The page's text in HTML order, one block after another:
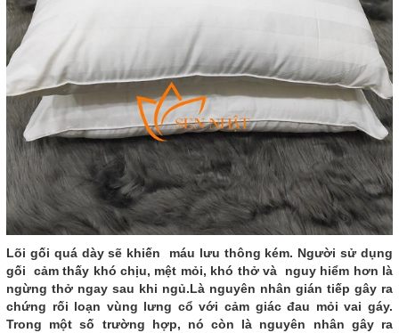
Lõi gối quá dày sẽ khiến máu lưu thông kém. Người sử dụng
gối cảm thấy khó chịu, mệt mỏi, khó thở và nguy hiểm hơn là
ngừng thở ngay sau khi ngủ.Là nguyên nhân gián tiếp gây ra
chứng rối loạn vùng lưng cổ với cảm giác đau mỏi vai gáy.
Trong một số trường hợp, nó còn là nguyên nhân gây ra